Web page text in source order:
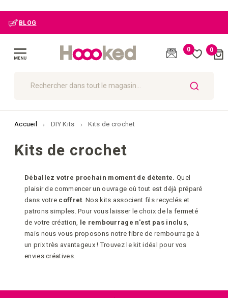
BLOG
0 0Cart
Accueil DIY Kits Kits de crochet
Kits de crochet
Déballez votre prochain moment de détente. Quel
plaisir de commencer un ouvrage où tout est déjà préparé
dans votre coffret . Nos kits associent fils recyclés et
patrons simples. Pour vous laisser le choix de la fermeté
de votre création, le rembourrage n'est pas inclus
mais nous vous proposons notre fibre de rembourrage à
un prix très avantageux ! Trouvez le kit idéal pour vos
envies créatives.